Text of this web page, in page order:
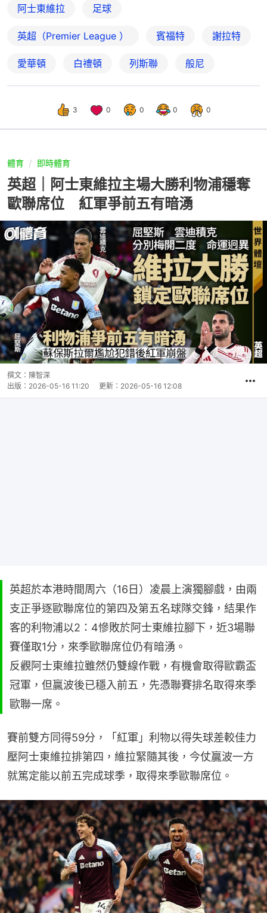
阿士東維拉 足球
英超（Premier League ） 賓福特 謝拉特
愛華頓 白禮頓 列斯聯 般尼
3 0 0 0 0
體育 即時體育
英超｜阿士東維拉主場大勝利物浦穩奪
歐聯席位 紅軍爭前五有暗湧
撰文： 陳智深
出版： 2026-05-16 11:20 更新： 2026-05-16 12:08
英超於本港時間周六（16日）凌晨上演獨腳戲，由兩
支正爭逐歐聯席位的第四及第五名球隊交鋒，結果作
客的利物浦以2：4慘敗於阿士東維拉腳下，近3場聯
賽僅取1分，來季歐聯席位仍有暗湧。
反觀阿士東維拉雖然仍雙線作戰，有機會取得歐霸盃
冠軍，但贏波後已穩入前五，先憑聯賽排名取得來季
歐聯一席。
賽前雙方同得59分，「紅軍」利物以得失球差較佳力
壓阿士東維拉排第四，維拉緊隨其後，今仗贏波一方
就篤定能以前五完成球季，取得來季歐聯席位。